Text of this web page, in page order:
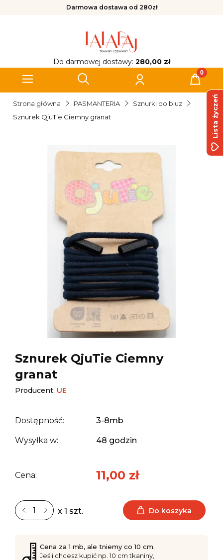
Darmowa dostawa od 280zł
Do darmowej dostawy: 280,00 zł
Strona główna PASMANTERIA
Sznurki do bluz
Sznurek QjuTie Ciemny granat
Sznurek QjuTie Ciemny
granat
Producent: UE
Dostępność: 3-8mb
Wysyłka w: 48 godzin
Cena: 11,00 zł
x 1 szt. Do koszyka
Cena za 1 mb, ale tniemy co 10 cm.
Jeśli chcesz kupić np. 10 cm tkaniny,
Lista życzeń